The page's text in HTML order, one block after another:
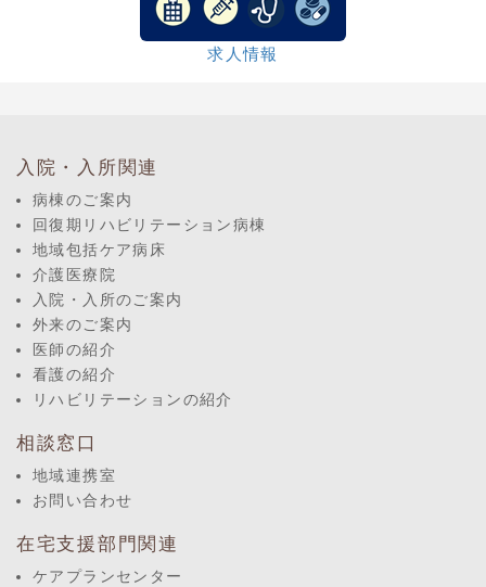
求人情報
入院・入所関連
病棟のご案内
回復期リハビリテーション病棟
地域包括ケア病床
介護医療院
入院・入所のご案内
外来のご案内
医師の紹介
看護の紹介
リハビリテーションの紹介
相談窓口
地域連携室
お問い合わせ
在宅支援部門関連
ケアプランセンター